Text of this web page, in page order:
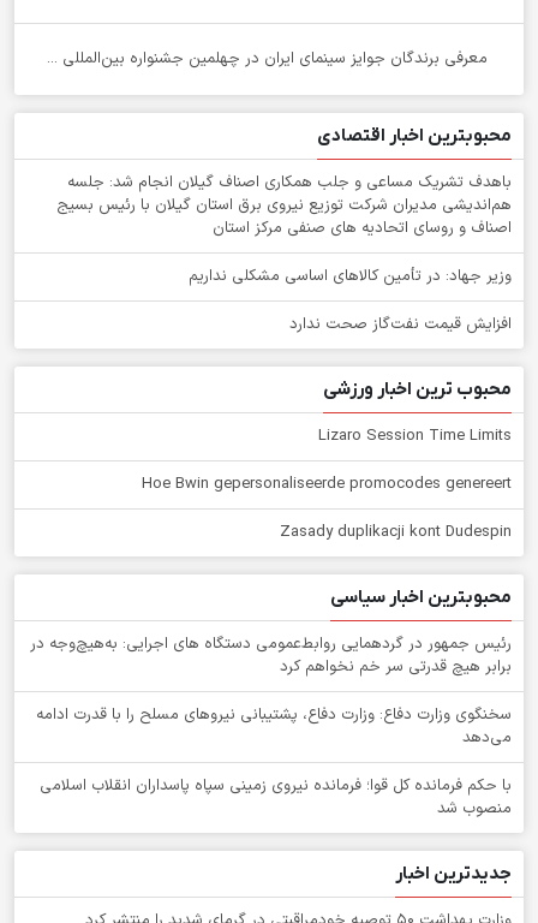
معرفی برندگان جوایز سینمای ایران در چهلمین جشنواره بین‌المللی ...
محبوبترین اخبار اقتصادی
باهدف تشریک مساعی و جلب همکاری اصناف گیلان انجام شد: جلسه
هم‌اندیشی مدیران شركت توزیع نیروی برق استان گیلان با رئیس بسیج
اصناف و روسای اتحادیه های صنفی مركز استان
وزیر جهاد: در تأمین کالاهای اساسی مشکلی نداریم
افزایش قیمت نفت‌گاز صحت ندارد
محبوب ترین اخبار ورزشی
Lizaro Session Time Limits
Hoe Bwin gepersonaliseerde promocodes genereert
Zasady duplikacji kont Dudespin
محبوبترین اخبار سیاسی
رئیس جمهور در گردهمایی روابط‌عمومی دستگاه های اجرایی: به‌هیچ‌وجه در
برابر هیچ قدرتی سر خم نخواهم کرد
سخنگوی وزارت دفاع: وزارت دفاع، پشتیبانی نیرو‌های مسلح را با قدرت ادامه
می‌دهد
با حکم فرمانده کل قوا؛ فرمانده نیروی زمینی سپاه پاسداران انقلاب اسلامی
منصوب شد
جدیدترین اخبار